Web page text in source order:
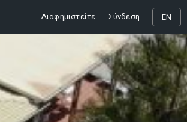
Διαφημιστείτε Σύνδεση EN